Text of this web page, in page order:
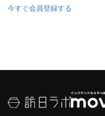
今すぐ会員登録する